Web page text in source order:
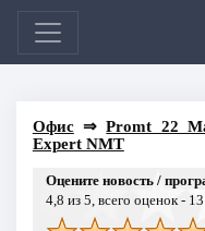
Офис⇒Promt 22
Expert NMT
Оцените новость /
4,8 из 5, всего оценок - 13